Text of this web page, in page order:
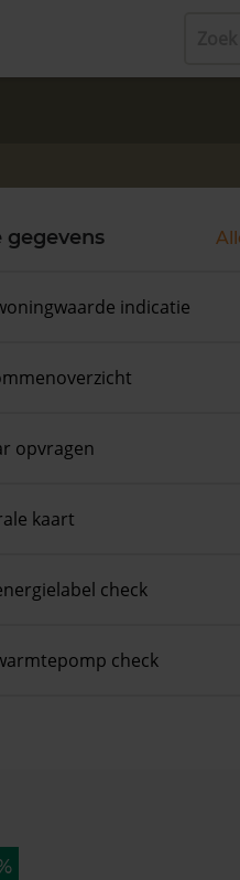
gegevens
indicatie
opvragen
kaart
check
check